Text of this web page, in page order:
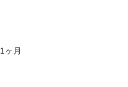
1ヶ月